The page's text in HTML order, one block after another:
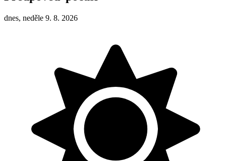
dnes, neděle 9. 8. 2026